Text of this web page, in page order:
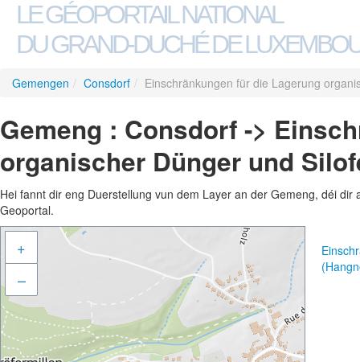
LE GÉOPORTAIL NATIONAL
DU GRAND-DUCHÉ DE
Gemengen / Consdorf / Einschränkungen für die Lagerung
Gemeng : Consdorf ->
organischer Dünger und
Hei fannt dir eng Duerstellung vun dem Layer an der Gemeng, déi
Geoportal.
+
–